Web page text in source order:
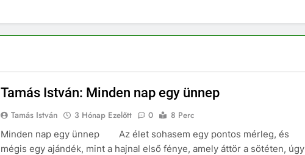
Tamás István: Minden nap egy ünnep
Tamás István 3 Hónap Ezelőtt 0
8 Perc
Minden nap egy ünnep Az élet sohasem egy pontos mérleg, és
mégis egy ajándék, mint a hajnal első fénye, amely áttör a sötéten, úgy